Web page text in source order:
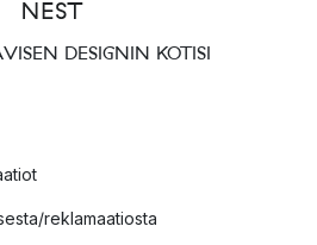
DESIGNIN KOTISI
reklamaatiosta